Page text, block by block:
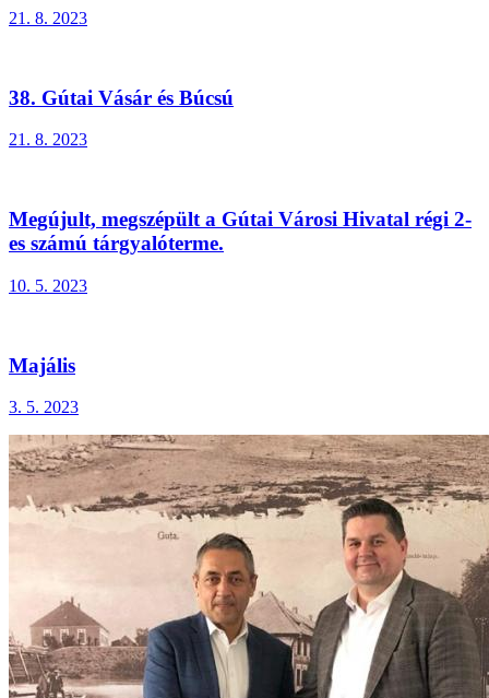
21. 8. 2023
38. Gútai Vásár és Búcsú
21. 8. 2023
Megújult, megszépült a Gútai Városi Hivatal régi 2-
es számú tárgyalóterme.
10. 5. 2023
Majális
3. 5. 2023